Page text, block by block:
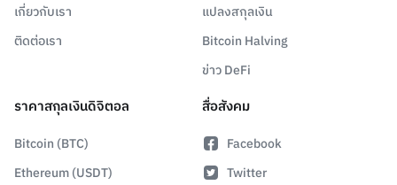
เกี่ยวกับเรา
ติดต่อเรา
แปลงสกุลเงิน
Bitcoin Halving
ข่าว DeFi
ราคาสกุลเงินดิจิตอล
Bitcoin (BTC)
Ethereum (USDT)
สื่อสังคม
Facebook
Twitter